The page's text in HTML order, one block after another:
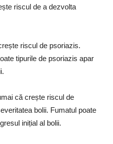
riscul de a dezvolta
riscul de psoriazis.
tipurile de psoriazis apar
că crește riscul de
bolii. Fumatul poate
inițial al bolii.